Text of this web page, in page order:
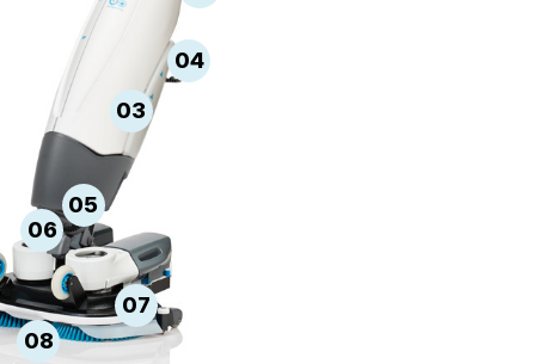
03
04
05
06
07
08